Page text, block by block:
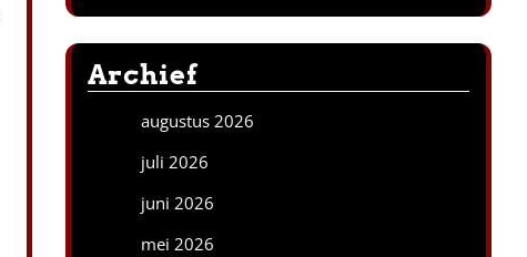
Archief
augustus 2026
juli 2026
juni 2026
mei 2026